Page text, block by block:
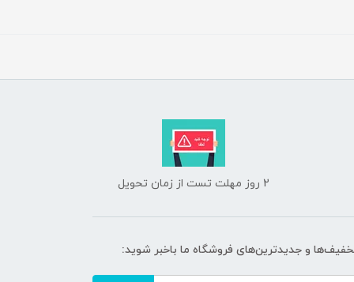
2 روز مهلت تست از زمان تحویل
و جدیدترین‌های فروشگاه ما باخبر شوید: